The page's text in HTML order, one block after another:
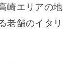
崎エリアの地
老舗のイタリ